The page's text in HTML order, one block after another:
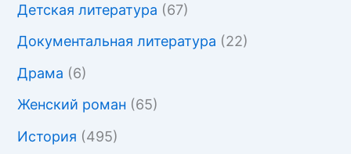
Детская литература (67)
Документальная литература (22)
Драма (6)
Женский роман (65)
История (495)